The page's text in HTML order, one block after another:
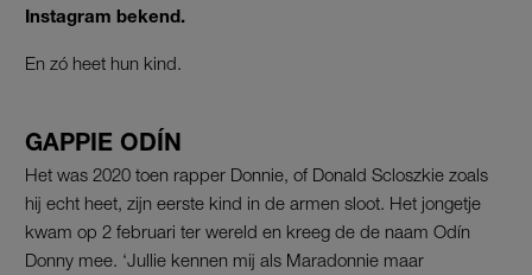
Instagram bekend.
En zó heet hun kind.
GAPPIE ODÍN
Het was 2020 toen rapper Donnie, of Donald Scloszkie zoals
hij echt heet, zijn eerste kind in de armen sloot. Het jongetje
kwam op 2 februari ter wereld en kreeg de de naam Odín
Donny mee. ‘Jullie kennen mij als Maradonnie maar